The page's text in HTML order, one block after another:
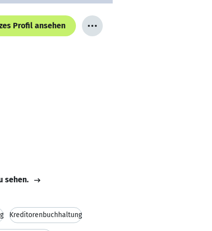
Profil ansehen
sehen.
Kreditorenbuchhaltung